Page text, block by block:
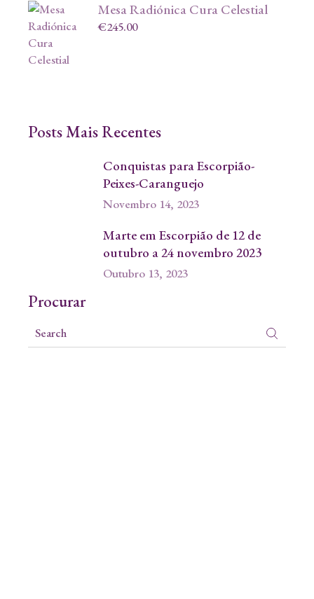
Mesa Radiónica Cura Celestial
€245.00
Posts Mais Recentes
Conquistas para Escorpião-
Peixes-Caranguejo
Novembro 14, 2023
Marte em Escorpião de 12 de
outubro a 24 novembro 2023
Outubro 13, 2023
Procurar